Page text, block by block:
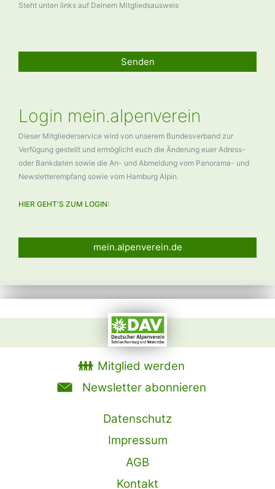
Steht unten links auf Deinem Mitgliedsausweis
Senden
Login mein.alpenverein
Dieser Mitgliederservice wird von unserem Bundesverband zur
Verfügung gestellt und ermöglicht euch die Änderung euer Adress-
oder Bankdaten sowie die An- und Abmeldung vom Panorama- und
Newsletterempfang sowie vom Hamburg Alpin.
HIER GEHT'S ZUM LOGIN:
mein.alpenverein.de
Mitglied werden
Newsletter abonnieren
Datenschutz
Impressum
AGB
Kontakt